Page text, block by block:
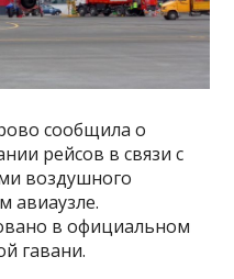
сообщила о
рейсов в связи с
воздушного
авиаузле.
в официальном
гавани.